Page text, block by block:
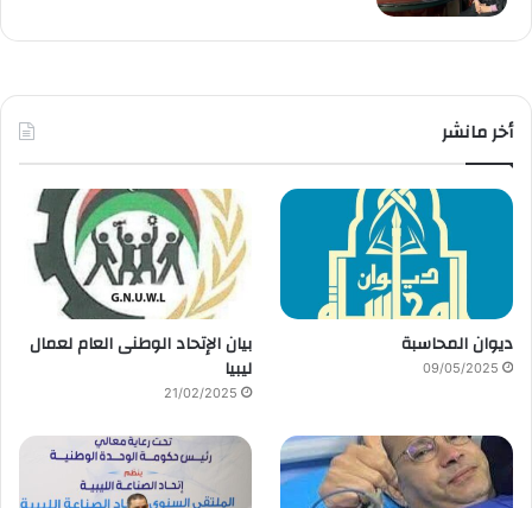
أخر مانشر
ديوان المحاسبة
09/05/2025
بيان الإتحاد الوطنى العام لعمال
ليبيا
21/02/2025